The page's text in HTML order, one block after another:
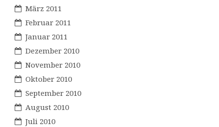
März 2011
Februar 2011
Januar 2011
Dezember 2010
November 2010
Oktober 2010
September 2010
August 2010
Juli 2010